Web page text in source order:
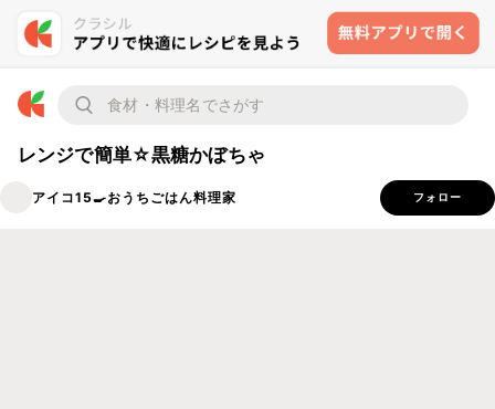
レンジで簡単☆黒糖かぼちゃ
アイコ15🍳おうちごはん料理家 フォロー